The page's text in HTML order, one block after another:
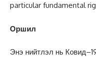
particular fundamental
Оршил
Энэ нийтлэл нь